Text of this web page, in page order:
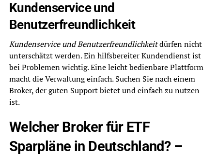
Kundenservice und
Benutzerfreundlichkeit
Kundenservice und Benutzerfreundlichkeitdürfen nicht
unterschätzt werden. Ein hilfsbereiter Kundendienst ist
bei Problemen wichtig. Eine leicht bedienbare Plattform
macht die Verwaltung einfach. Suchen Sie nach einem
Broker, der guten Support bietet und einfach zu nutzen
ist.
Welcher Broker für ETF
Sparpläne in Deutschland? –